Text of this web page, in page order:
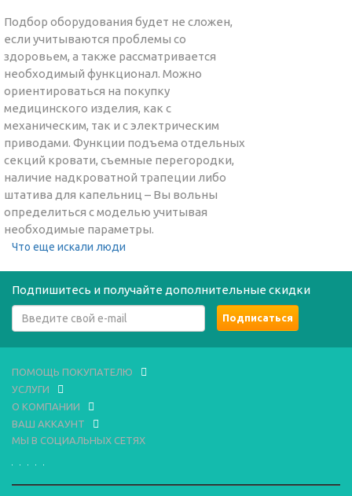
Подбор оборудования будет не сложен,
если учитываются проблемы со
здоровьем, а также рассматривается
необходимый функционал. Можно
ориентироваться на покупку
медицинского изделия, как с
механическим, так и с электрическим
приводами. Функции подъема отдельных
секций кровати, съемные перегородки,
наличие надкроватной трапеции либо
штатива для капельниц – Вы вольны
определиться с моделью учитывая
необходимые параметры.
Что еще искали люди
Подпишитесь и получайте дополнительные скидки
ПОМОЩЬ ПОКУПАТЕЛЮ
УСЛУГИ
О КОМПАНИИ
ВАШ АККАУНТ
МЫ В СОЦИАЛЬНЫХ СЕТЯХ